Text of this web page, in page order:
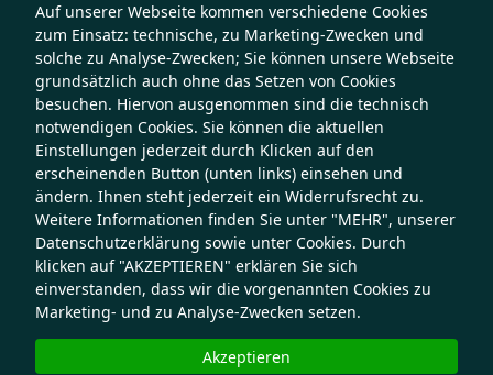
Auf unserer Webseite kommen verschiedene Cookies
zum Einsatz: technische, zu Marketing-Zwecken und
solche zu Analyse-Zwecken; Sie können unsere Webseite
grundsätzlich auch ohne das Setzen von Cookies
besuchen. Hiervon ausgenommen sind die technisch
notwendigen Cookies. Sie können die aktuellen
Einstellungen jederzeit durch Klicken auf den
erscheinenden Button (unten links) einsehen und
ändern. Ihnen steht jederzeit ein Widerrufsrecht zu.
Weitere Informationen finden Sie unter "MEHR", unserer
Datenschutzerklärung sowie unter Cookies. Durch
klicken auf "AKZEPTIEREN" erklären Sie sich
einverstanden, dass wir die vorgenannten Cookies zu
Marketing- und zu Analyse-Zwecken setzen.
Akzeptieren